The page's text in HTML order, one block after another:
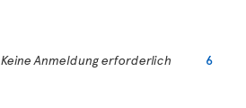
Keine Anmeldung erforderlich
6